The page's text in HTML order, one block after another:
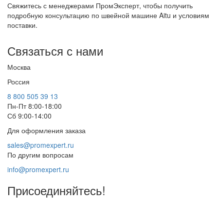
Свяжитесь с менеджерами ПромЭксперт, чтобы получить
подробную консультацию по швейной машине Aitu и условиям
поставки.
Связаться с нами
Москва
Россия
8 800 505 39 13
Пн-Пт 8:00-18:00
Сб 9:00-14:00
Для оформления заказа
sales@promexpert.ru
По другим вопросам
info@promexpert.ru
Присоединяйтесь!